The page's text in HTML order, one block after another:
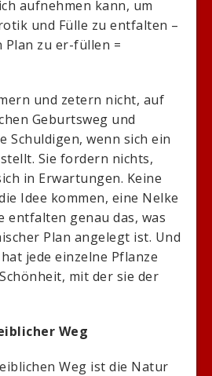
aufnehmen kann, um
und Fülle zu entfalten –
Plan zu er-füllen =
und zetern nicht, auf
Geburtsweg und
Schuldigen, wenn sich ein
Sie fordern nichts,
in Erwartungen. Keine
Idee kommen, eine Nelke
entfalten genau das, was
Plan angelegt ist. Und
jede einzelne Pflanze
mit der sie der
Weg
Weg ist die Natur